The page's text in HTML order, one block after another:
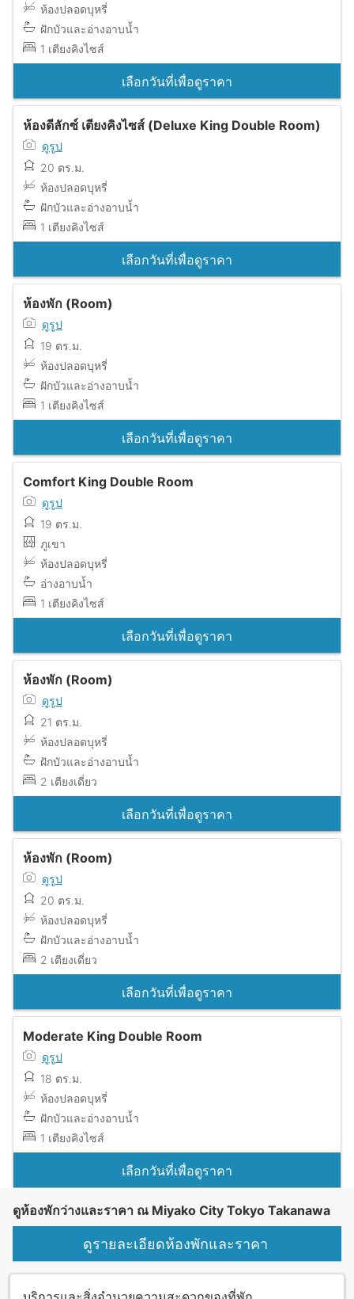
ห้องปลอดบุหรี่
ฝักบัวและอ่างอาบน้ำ
1 เตียงคิงไซส์
เลือกวันที่เพื่อดูราคา
ห้องดีลักซ์ เตียงคิงไซส์ (Deluxe King Double Room)
ดูรูป
20 ตร.ม.
ห้องปลอดบุหรี่
ฝักบัวและอ่างอาบน้ำ
1 เตียงคิงไซส์
เลือกวันที่เพื่อดูราคา
ห้องพัก (Room)
ดูรูป
19 ตร.ม.
ห้องปลอดบุหรี่
ฝักบัวและอ่างอาบน้ำ
1 เตียงคิงไซส์
เลือกวันที่เพื่อดูราคา
Comfort King Double Room
ดูรูป
19 ตร.ม.
ภูเขา
ห้องปลอดบุหรี่
อ่างอาบน้ำ
1 เตียงคิงไซส์
เลือกวันที่เพื่อดูราคา
ห้องพัก (Room)
ดูรูป
21 ตร.ม.
ห้องปลอดบุหรี่
ฝักบัวและอ่างอาบน้ำ
2 เตียงเดี่ยว
เลือกวันที่เพื่อดูราคา
ห้องพัก (Room)
ดูรูป
20 ตร.ม.
ห้องปลอดบุหรี่
ฝักบัวและอ่างอาบน้ำ
2 เตียงเดี่ยว
เลือกวันที่เพื่อดูราคา
Moderate King Double Room
ดูรูป
18 ตร.ม.
ห้องปลอดบุหรี่
ฝักบัวและอ่างอาบน้ำ
1 เตียงคิงไซส์
เลือกวันที่เพื่อดูราคา
ดูห้องพักว่างและราคา ณ Miyako City Tokyo Takanawa
ดูรายละเอียดห้องพักและราคา